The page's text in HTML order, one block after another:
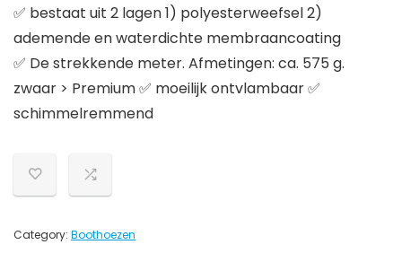
✅ bestaat uit 2 lagen 1) polyesterweefsel 2)
ademende en waterdichte membraancoating
✅ De strekkende meter. Afmetingen: ca. 575 g.
zwaar > Premium ✅ moeilijk ontvlambaar ✅
schimmelremmend
Category: Boothoezen